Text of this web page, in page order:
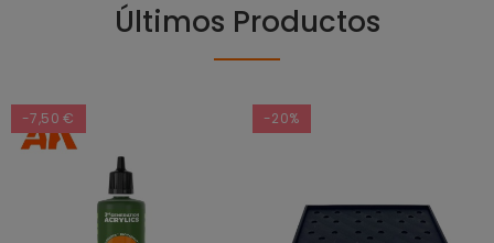
Últimos Productos
-7,50 € -20%